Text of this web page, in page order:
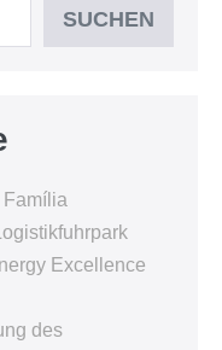
SUCHEN
Família
Excellence
des